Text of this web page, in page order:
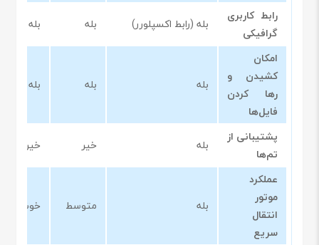
رابط کاربری
گرافیکی
بله (رابط اکسپلورر) بله
بله
امکان
کشیدن و
رها کردن
فایل‌ها
بله بله بله
پشتیبانی از
تم‌ها
بله خیر
خیر
عملکرد
موتور
انتقال
سریع
بله متوسط خوب